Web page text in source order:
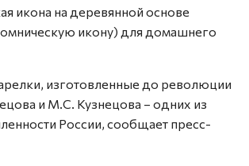
икона на деревянной основе
икону) для домашнего
изготовленные до революции
и М.С. Кузнецова – одних из
России, сообщает пресс-